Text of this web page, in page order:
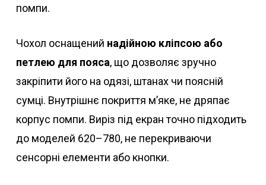
помпи.
Чохол оснащений надійною кліпсою або
петлею для пояса, що дозволяє зручно
закріпити його на одязі, штанах чи поясній
сумці. Внутрішнє покриття м’яке, не дряпає
корпус помпи. Виріз під екран точно підходить
до моделей 620–780, не перекриваючи
сенсорні елементи або кнопки.